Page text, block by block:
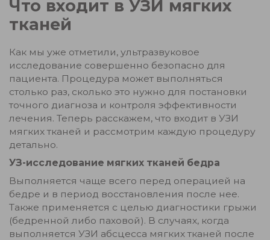
Что входит в УЗИ мягких
тканей
Как мы уже отметили, ультразвуковое
исследование совершенно безопасно для
пациента. Процедура может выполняться
столько раз, сколько это нужно для постановки
точного диагноза и контроля эффективности
лечения. Теперь расскажем, что входит в УЗИ
мягких тканей и рассмотрим каждую процедуру
детально.
УЗ-исследование мягких тканей бедра
Выполняется чаще всего перед операцией на
бедре и в период восстановления после нее.
Также применяется с целью диагностики грыжи
(бедренной либо паховой). В случаях, когда
выполняется УЗИ абсцесса мягких тканей после